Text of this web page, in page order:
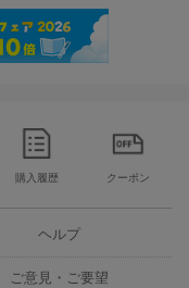
購入履歴 クーポン
ヘルプ
ご意見・ご要望